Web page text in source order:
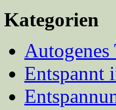
Kategorien
Entspannt